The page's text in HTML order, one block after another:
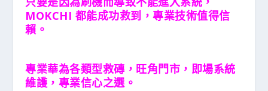
MOKCHI 都能成功救到，專業技術值得信
賴。
專業華為各類型救磚，旺角門市，即場系統
維護，專業信心之選。